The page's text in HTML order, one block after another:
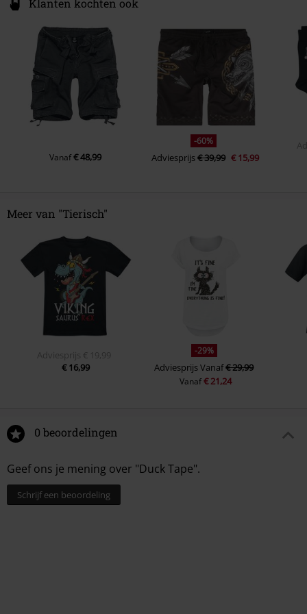
Klanten kochten ook
Vanaf€ 48,99
-60%
Adviesprijs€ 39,99 € 15,99
Meer van "Tierisch"
Adviesprijs
€ 19,99
€ 16,99
-29%
AdviesprijsVanaf€ 29,99
Vanaf€ 21,24
0 beoordelingen
Geef ons je mening over "Duck Tape".
Schrijf een beoordeling